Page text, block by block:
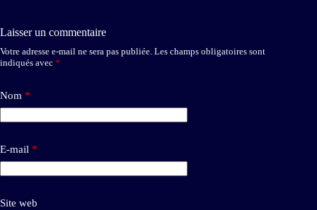
Laisser un commentaire
Votre adresse e-mail ne sera pas publiée. Les champs obligatoires sont
indiqués avec *
Nom *
E-mail *
Site web